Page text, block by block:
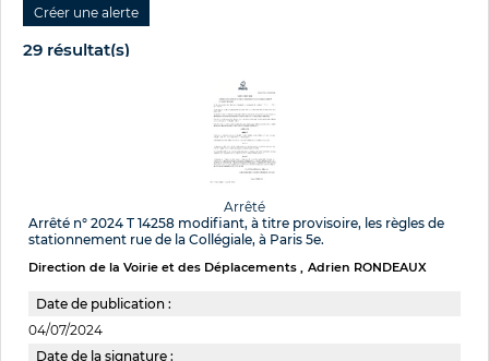
29 résultat(s)
Arrêté
Arrêté n° 2024 T 14258 modifiant, à titre provisoire, les règles de
stationnement rue de la Collégiale, à Paris 5e.
Direction de la Voirie et des Déplacements Adrien RONDEAUX
Date de publication :
04/07/2024
Date de la signature :